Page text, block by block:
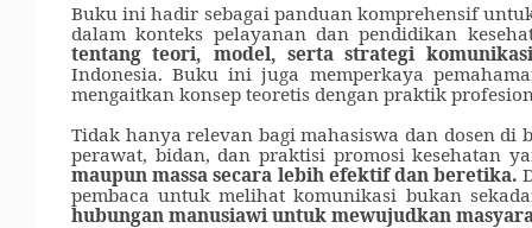
Buku ini hadir sebagai panduan komprehensif
dalam konteks pelayanan dan pendidikan
tentang teori, model, serta strategi
Indonesia. Buku ini juga memperkaya
mengaitkan konsep teoretis dengan praktik
Tidak hanya relevan bagi mahasiswa dan dosen di
perawat, bidan, dan praktisi promosi kesehatan
maupun massa secara lebih efektif dan beretika.
pembaca untuk melihat komunikasi bukan
hubungan manusiawi untuk mewujudkan